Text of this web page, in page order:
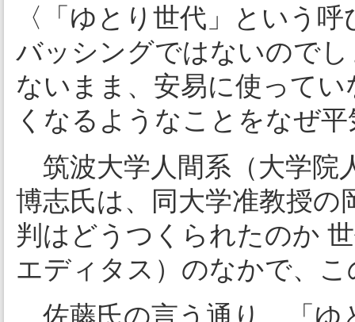
〈「ゆとり世代」という
バッシングではないので
ないまま、安易に使って
くなるようなことをなぜ
筑波大学人間系（大学院
博志氏は、同大学准教授の
判はどうつくられたのか
エディタス）のなかで、
佐藤氏の言う通り、「ゆ